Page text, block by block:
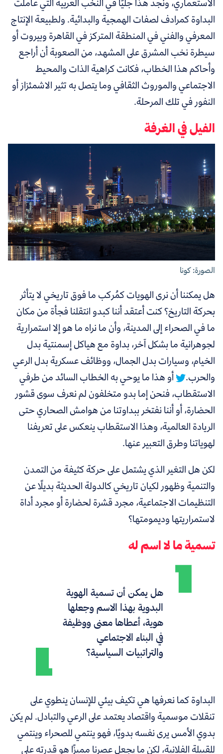
البداوة كمرادف لصفات الهمجية والبدائية. ولطبيعة الإنتاج
المعرفي والفني في المنطقة المتركز في القاهرة وبيروت أو
سيطرة نخب المشرق على المشهد، من الصعوبة أن أراجع
وأحاكم هذا الخطاب، فكانت كراهية الذات والمحيط
الاجتماعي والموروث الثقافي وما يتصل به تثير الاشمئزاز أو
النفور في تلك المرحلة.
الفيل في الغرفة
الصورة: كونا
هل يمكننا أن نرى الهويات كمُركب ما فوق تاريخي لا يتأثر
بحركة التاريخ؟كنت أعتقد أننا كبدو انتقلنا فجأة من مكان
ما في الصحراء إلى المدينة، وأن ما نراه ما هو إلا استمرارية
لجوهرانية ما بشكل آخر، بداوة مع هياكل إسمنتية بدل
الخيام، وسيارات بدل الجمال، ووظائف عسكرية بدل الرعي
والحرب.
أو هذا ما يوحي به الخطاب السائد من طرفي
الاستقطاب، فنحن إما بدو متخلفون لم نعرف سوى قشور
الحضارة، أو أننا نفتخر ببداوتنا من هوامش الصحاري حتى
الريادة العالمية، وهذا الاستقطاب ينعكس على تعريفنا
لهوياتنا وطرق التعبير عنها.
لكن هل التغير الذي يشتمل على حركة كثيفة من التمدن
والتنمية وظهور لكيان تاريخي كالدولة الحديثة بديلًا عن
التنظيمات الاجتماعية، مجرد قشرة لحضارة أو مجرد أداة
لاستمراريتها وديمومتها؟
تسمية ما لا اسم له
هل يمكن أن تسمية الهوية
البدوية بهذا الاسم وجعلها
هوية، أعطاها معنى ووظيفة
في البناء الاجتماعي
والتراتبيات السياسية؟
البداوة كما نعرفها هي تكيف بيئي للإنسان ينطوي على
تنقلات موسمية واقتصاد يعتمد على الرعي والتبادل. لم يكن
بدوي الأمس يرى نفسه بدويًا، فهو ينتمي للصحراء وينتمي
للقبيلة الفلانية، لكن ما يجعل عصرنا مميزًا هو قدرته على